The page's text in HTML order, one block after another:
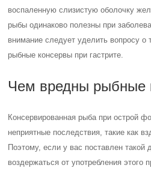
воспаленную слизистую оболочку
рыбы одинаково полезны при
внимание следует уделить вопросу о
рыбные консервы при гастрите.
Чем вредны рыбные
Консервированная рыба при острой
неприятные последствия, такие как
Поэтому, если у вас поставлен такой
воздержаться от употребления этого